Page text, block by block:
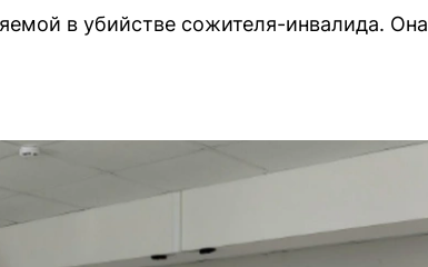
в убийстве сожителя-инвалида. Она